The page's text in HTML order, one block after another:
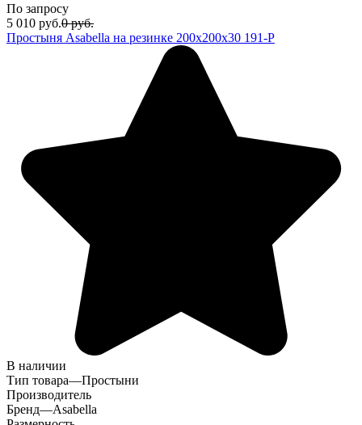
По запросу
5 010 руб.0 руб.
Простыня Asabella на резинке 200х200х30 191-P
В наличии
Тип товара—Простыни
Производитель
Бренд—Asabella